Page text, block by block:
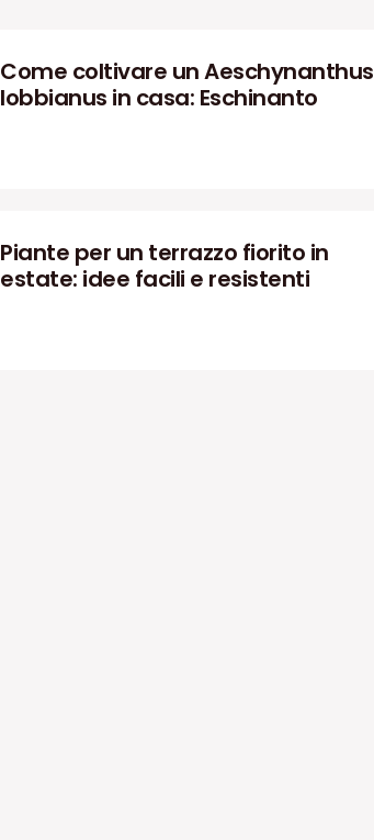
Come coltivare un Aeschynanthus
lobbianus in casa: Eschinanto
Piante per un terrazzo fiorito in
estate: idee facili e resistenti